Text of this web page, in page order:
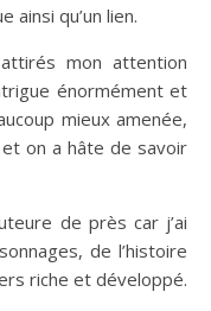
ainsi qu’un lien.
mon attention
énormément et
mieux amenée,
on a hâte de savoir
de près car j’ai
de l’histoire
riche et développé.